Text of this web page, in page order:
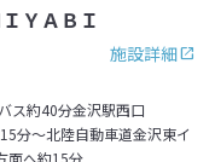
ＹＡＢＩ
施設詳細
ス約40分金沢駅西口
分～北陸自動車道金沢東イ
面へ約15分